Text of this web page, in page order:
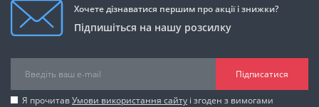
Хочете дізнаватися першим про акції і знижки?
Підпишіться на нашу розсилку
Підписатися
Я прочитавУмови використання сайту і згоден з вимогами